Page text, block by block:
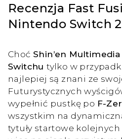
ZALOGUJ
Recenzja Fast
Nintendo Switch 2
Choć Shin’en Multimedia
Switchutylko w
najlepiej są znani ze
Futurystycznych
wypełnić pustkę po F-
wszystkim na
tytuły startowe kolejnych